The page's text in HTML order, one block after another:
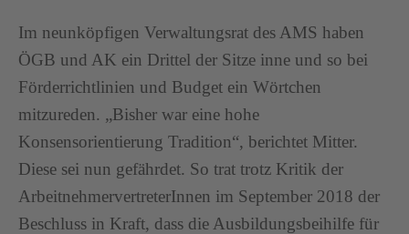
Im neunköpfigen Verwaltungsrat des AMS haben
ÖGB und AK ein Drittel der Sitze inne und so bei
Förderrichtlinien und Budget ein Wörtchen
mitzureden. „Bisher war eine hohe
Konsensorientierung Tradition“, berichtet Mitter.
Diese sei nun gefährdet. So trat trotz Kritik der
ArbeitnehmervertreterInnen im September 2018 der
Beschluss in Kraft, dass die Ausbildungsbeihilfe für